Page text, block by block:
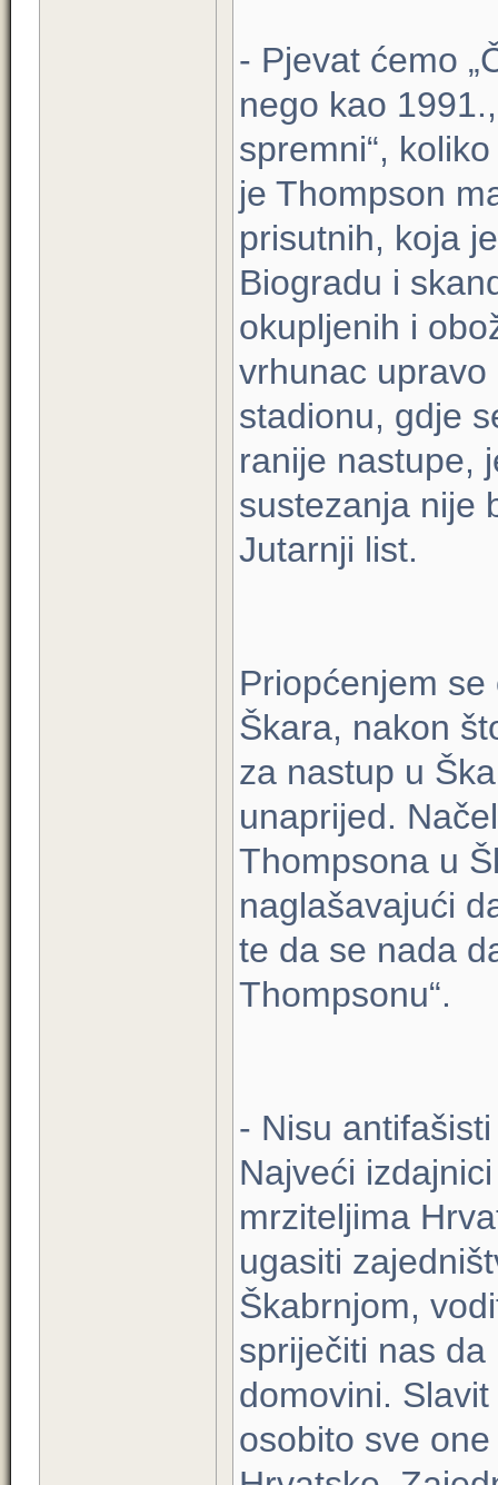
- Pjevat ćemo
nego kao
spremni“,
je Thompson
prisutnih, koja
Biogradu i
okupljenih i
vrhunac
stadionu, gdje
ranije nastupe,
sustezanja nije
Jutarnji list.
Priopćenjem
Škara, nakon
za nastup u
unaprijed.
Thompsona u
naglašavajući
te da se nada
Thompsonu“.
- Nisu
Najveći
mrziteljima
ugasiti
Škabrnjom,
spriječiti nas
domovini.
osobito sve